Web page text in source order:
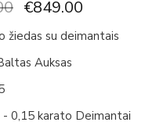
€849.00
žiedas su deimantais
Auksas
- 0,15 karato Deimantai